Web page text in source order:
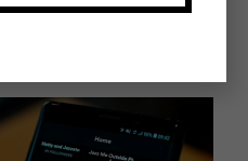
lo desigual de este
que esté o parezca